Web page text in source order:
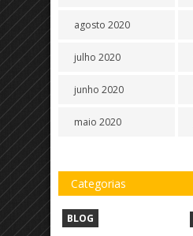
agosto 2020
julho 2020
junho 2020
maio 2020
Categorias
BLOG